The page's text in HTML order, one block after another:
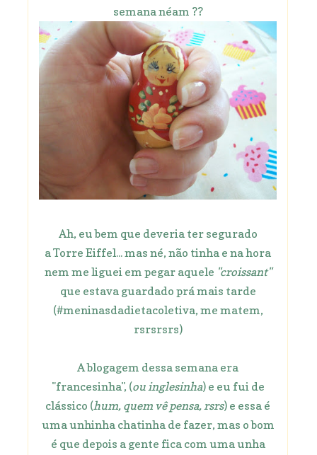
semana néam ??
Ah, eu bem que deveria ter segurado
a Torre Eiffel... mas né, não tinha e na hora
nem me liguei em pegar aquele "croissant"
que estava guardado prá mais tarde
(#meninasdadietacoletiva, me matem,
rsrsrsrs)
A blogagem dessa semana era
"francesinha", (ou inglesinha) e eu fui de
clássico (hum, quem vê pensa, rsrs) e essa é
uma unhinha chatinha de fazer, mas o bom
é que depois a gente fica com uma unha